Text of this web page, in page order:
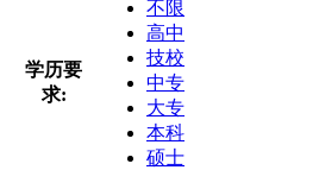
学历要
求:
不限
高中
技校
中专
大专
本科
硕士